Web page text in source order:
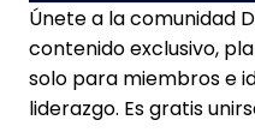
Únete a la comunidad
contenido exclusivo,
solo para miembros e
liderazgo. Es gratis